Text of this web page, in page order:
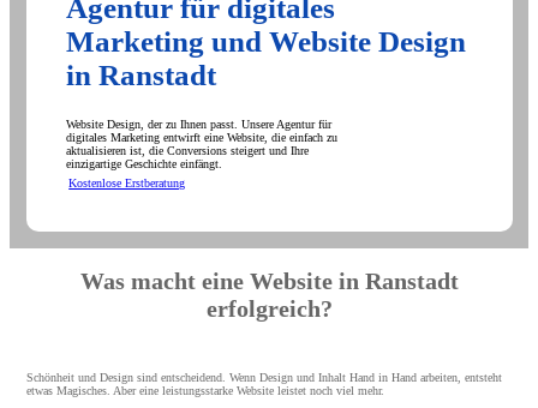
Agentur für digitales
Marketing und Website Design
in Ranstadt
Website Design, der zu Ihnen passt. Unsere Agentur für
digitales Marketing entwirft eine Website, die einfach zu
aktualisieren ist, die Conversions steigert und Ihre
einzigartige Geschichte einfängt.
Kostenlose Erstberatung
Was macht eine Website in Ranstadt
erfolgreich?
Schönheit und Design sind entscheidend. Wenn Design und Inhalt Hand in Hand arbeiten, entsteht
etwas Magisches. Aber eine leistungsstarke Website leistet noch viel mehr.